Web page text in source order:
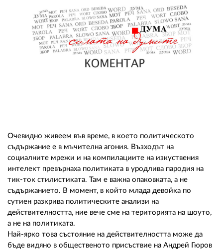
Очевидно живеем във време, в което политическото
съдържание е в мъчителна агония. Възходът на
социалните мрежи и на компилациите на изкуствения
интелект превърнаха политиката в уродлива пародия на
тик-ток стилистиката. Там е важна опаковката, а не
съдържанието. В момент, в който млада девойка по
сутиен разкрива политическите анализи на
действителността, ние вече сме на територията на шоуто,
а не на политиката.
Най-ярко това състояние на действителността може да
бъде видяно в общественото присъствие на Андрей Гюров
РЕКЛАМА
АБОНАМЕНТ
УСЛОВИЯ ЗА ПОЛЗВАНЕ
02 975 20 35